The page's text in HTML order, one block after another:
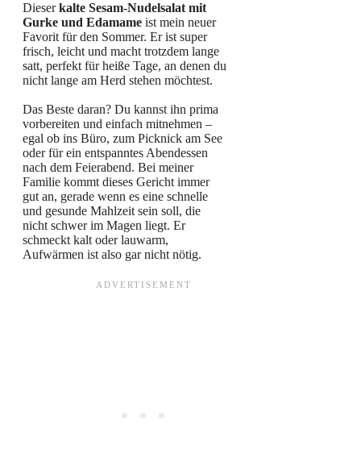
Dieserkalte Sesam-Nudelsalat mit
Gurke und Edamame ist mein neuer
Favorit für den Sommer. Er ist super
frisch, leicht und macht trotzdem lange
satt, perfekt für heiße Tage, an denen du
nicht lange am Herd stehen möchtest.
Das Beste daran? Du kannst ihn prima
vorbereiten und einfach mitnehmen –
egal ob ins Büro, zum Picknick am See
oder für ein entspanntes Abendessen
nach dem Feierabend. Bei meiner
Familie kommt dieses Gericht immer
gut an, gerade wenn es eine schnelle
und gesunde Mahlzeit sein soll, die
nicht schwer im Magen liegt. Er
schmeckt kalt oder lauwarm,
Aufwärmen ist also gar nicht nötig.